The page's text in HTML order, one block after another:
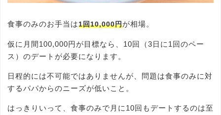
食事のみのお手当は1回10,000円が相場。
仮に月間100,000円が目標なら、10回（3日に1回のペー
ス）のデートが必要になります。
日程的には不可能ではありませんが、問題は食事のみに対
するパパからのニーズが低いこと。
はっきりいって、食事のみで月に10回もデートするのは至